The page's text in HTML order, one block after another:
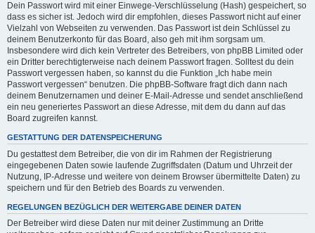
Dein Passwort wird mit einer Einwege-Verschlüsselung (Hash) gespeichert, so
dass es sicher ist. Jedoch wird dir empfohlen, dieses Passwort nicht auf einer
Vielzahl von Webseiten zu verwenden. Das Passwort ist dein Schlüssel zu
deinem Benutzerkonto für das Board, also geh mit ihm sorgsam um.
Insbesondere wird dich kein Vertreter des Betreibers, von phpBB Limited oder
ein Dritter berechtigterweise nach deinem Passwort fragen. Solltest du dein
Passwort vergessen haben, so kannst du die Funktion „Ich habe mein
Passwort vergessen“ benutzen. Die phpBB-Software fragt dich dann nach
deinem Benutzernamen und deiner E-Mail-Adresse und sendet anschließend
ein neu generiertes Passwort an diese Adresse, mit dem du dann auf das
Board zugreifen kannst.
GESTATTUNG DER DATENSPEICHERUNG
Du gestattest dem Betreiber, die von dir im Rahmen der Registrierung
eingegebenen Daten sowie laufende Zugriffsdaten (Datum und Uhrzeit der
Nutzung, IP-Adresse und weitere von deinem Browser übermittelte Daten) zu
speichern und für den Betrieb des Boards zu verwenden.
REGELUNGEN BEZÜGLICH DER WEITERGABE DEINER DATEN
Der Betreiber wird diese Daten nur mit deiner Zustimmung an Dritte